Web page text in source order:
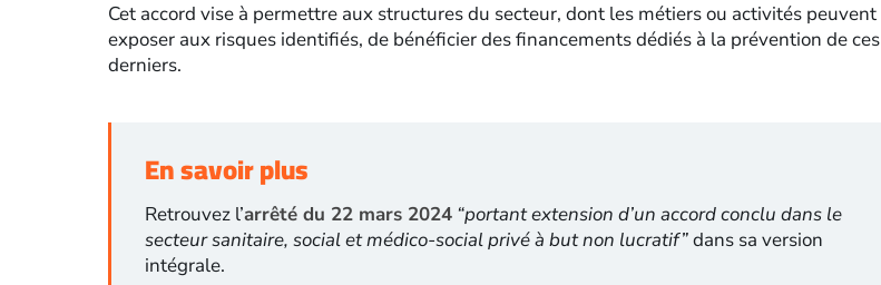
Cet accord vise à permettre aux structures du secteur, dont les métiers ou activités peuvent
exposer aux risques identifiés, de bénéficier des financements dédiés à la prévention de ces
derniers.
En savoir plus
Retrouvez l’arrêté du 22 mars 2024 “portant extension d’un accord conclu dans le
secteur sanitaire, social et médico-social privé à but non lucratif”dans sa version
intégrale.